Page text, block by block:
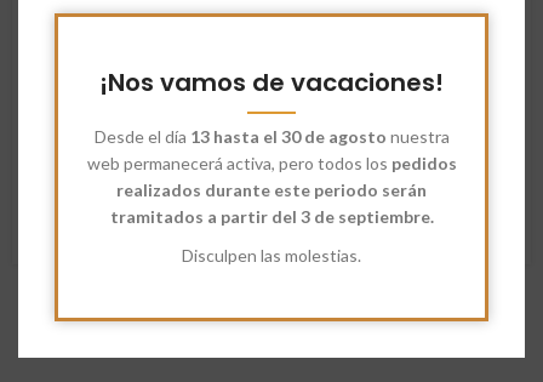
¡Nos vamos de vacaciones!
Desde el día 13 hasta el 30 de agosto nuestra
web permanecerá activa, pero todos los pedidos
realizados durante este periodo serán
tramitados a partir del 3 de septiembre.
Disculpen las molestias.
Harina Candeal y Harina Candeal
Dimayou
Harina Candeal y Harina Candeal Ecológica – Descubre sus
diferencias, virtudes y beneficios. Una harina de trigo
tradicional usada para…
SEGUIR LEYENDO